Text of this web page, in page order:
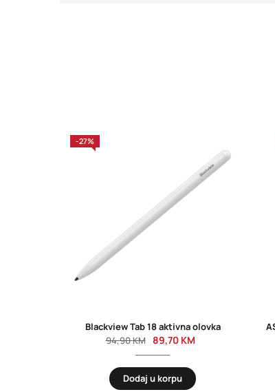
-27%
Blackview Tab 18 aktivna olovka
94,90KM 89,70 KM
Dodaj u korpu